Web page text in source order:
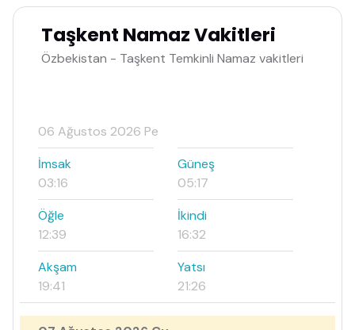
Taşkent Namaz Vakitleri
Özbekistan - Taşkent Temkinli Namaz vakitleri
06 Ağustos 2026 Pe
İmsak
03:16
Güneş
05:17
Öğle
12:39
İkindi
16:32
Akşam
19:41
Yatsı
21:26